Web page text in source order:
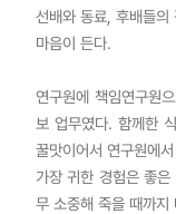
선배와 동료, 후배들의
마음이 든다.
연구원에 책임연구원
보 업무였다. 함께한
꿀맛이어서 연구원에
가장 귀한 경험은 좋
무 소중해 죽을 때까지